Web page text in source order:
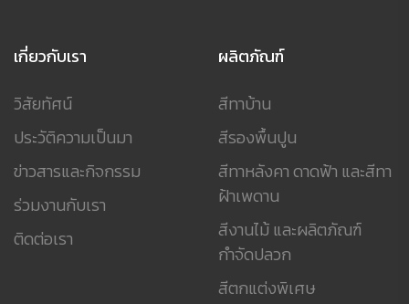
เกี่ยวกับเรา
วิสัยทัศน์
ประวัติความเป็นมา
ข่าวสารและกิจกรรม
ร่วมงานกับเรา
ติดต่อเรา
ผลิตภัณฑ์
สีทาบ้าน
สีรองพื้นปูน
สีทาหลังคา ดาดฟ้า และสีทา
ฝ้าเพดาน
สีงานไม้ และผลิตภัณฑ์
กำจัดปลวก
สีตกแต่งพิเศษ